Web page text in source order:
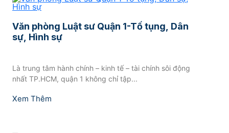
Văn phòng Luật sư Quận 1-Tố tụng, Dân
sự, Hình sự
Là trung tâm hành chính – kinh tế – tài chính sôi động
nhất TP.HCM, quận 1 không chỉ tập...
Xem Thêm